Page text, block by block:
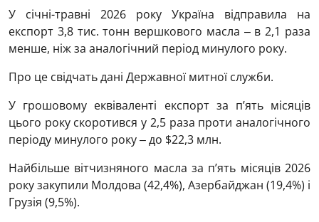
У січні-травні 2026 року Україна відправила на
експорт 3,8 тис. тонн вершкового масла ‒ в 2,1 раза
менше, ніж за аналогічний період минулого року.
Про це свідчать дані Державної митної служби.
У грошовому еквіваленті експорт за п’ять місяців
цього року скоротився у 2,5 раза проти аналогічного
періоду минулого року ‒ до $22,3 млн.
Найбільше вітчизняного масла за п’ять місяців 2026
року закупили Молдова (42,4%), Азербайджан (19,4%) і
Грузія (9,5%).